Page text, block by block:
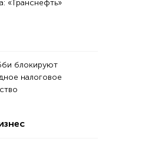
«Транснефть»
блокируют
налоговое